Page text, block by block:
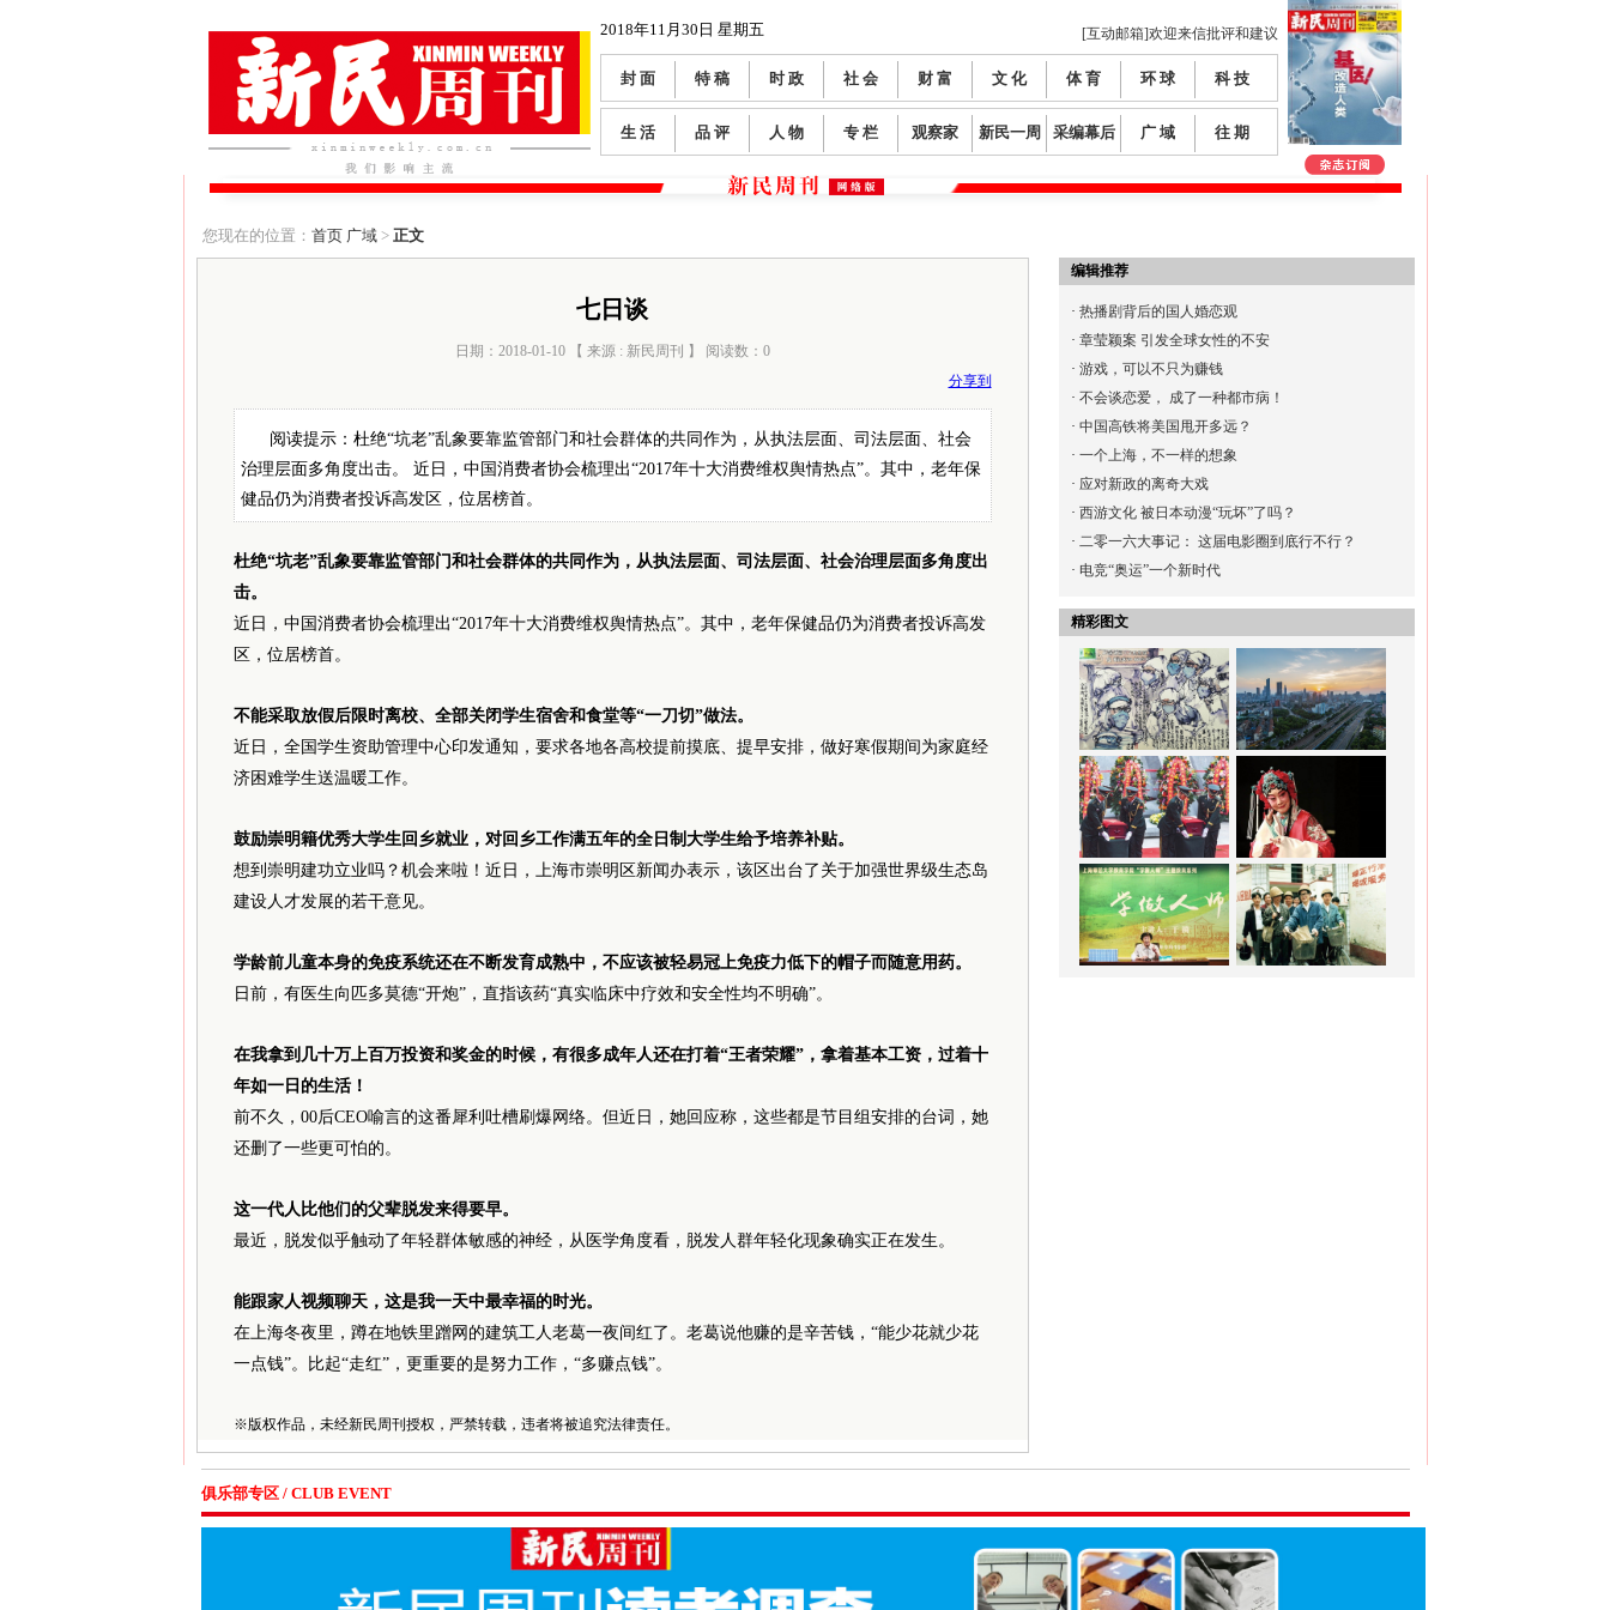
2018年11月30日 星期五 [互动邮箱]欢迎来信批评和建议
封 面 特 稿 时 政 社 会 财 富 文 化 体 育 环 球 科 技
生 活 品 评 人 物 专 栏 观察家 新民一周 采编幕后 广 域 往 期
您现在的位置： 首页 广域> 正文
七日谈
日期：2018-01-10 【 来源 : 新民周刊 】 阅读数： 0
分享到
阅读提示：杜绝“坑老”乱象要靠监管部门和社会群体的共同作为，从执法层面、司法层面、社会
治理层面多角度出击。 近日，中国消费者协会梳理出“2017年十大消费维权舆情热点”。其中，老年保
健品仍为消费者投诉高发区，位居榜首。
杜绝“坑老”乱象要靠监管部门和社会群体的共同作为，从执法层面、司法层面、社会治理层面多角度出
击。
近日，中国消费者协会梳理出“2017年十大消费维权舆情热点”。其中，老年保健品仍为消费者投诉高发
区，位居榜首。
不能采取放假后限时离校、全部关闭学生宿舍和食堂等“一刀切”做法。
近日，全国学生资助管理中心印发通知，要求各地各高校提前摸底、提早安排，做好寒假期间为家庭经
济困难学生送温暖工作。
鼓励崇明籍优秀大学生回乡就业，对回乡工作满五年的全日制大学生给予培养补贴。
想到崇明建功立业吗？机会来啦！近日，上海市崇明区新闻办表示，该区出台了关于加强世界级生态岛
建设人才发展的若干意见。
学龄前儿童本身的免疫系统还在不断发育成熟中，不应该被轻易冠上免疫力低下的帽子而随意用药。
日前，有医生向匹多莫德“开炮”，直指该药“真实临床中疗效和安全性均不明确”。
在我拿到几十万上百万投资和奖金的时候，有很多成年人还在打着“王者荣耀”，拿着基本工资，过着十
年如一日的生活！
前不久，00后CEO喻言的这番犀利吐槽刷爆网络。但近日，她回应称，这些都是节目组安排的台词，她
还删了一些更可怕的。
这一代人比他们的父辈脱发来得要早。
最近，脱发似乎触动了年轻群体敏感的神经，从医学角度看，脱发人群年轻化现象确实正在发生。
能跟家人视频聊天，这是我一天中最幸福的时光。
在上海冬夜里，蹲在地铁里蹭网的建筑工人老葛一夜间红了。老葛说他赚的是辛苦钱，“能少花就少花
一点钱”。比起“走红”，更重要的是努力工作，“多赚点钱”。
※版权作品，未经新民周刊授权，严禁转载，违者将被追究法律责任。
编辑推荐
· 热播剧背后的国人婚恋观
· 章莹颖案 引发全球女性的不安
· 游戏，可以不只为赚钱
· 不会谈恋爱， 成了一种都市病！
· 中国高铁将美国甩开多远？
· 一个上海，不一样的想象
· 应对新政的离奇大戏
· 西游文化 被日本动漫“玩坏”了吗？
· 二零一六大事记： 这届电影圈到底行不行？
· 电竞“奥运”一个新时代
精彩图文
俱乐部专区 / CLUB EVENT